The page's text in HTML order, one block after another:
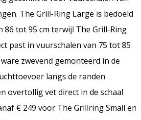
The Grill-Ring Large is bedoeld
86 tot 95 cm terwijl The Grill-Ring
past in vuurschalen van 75 tot 85
zwevend gemonteerd in de
langs de randen
overtollig vet direct in de schaal
€ 249 voor The Grillring Small en